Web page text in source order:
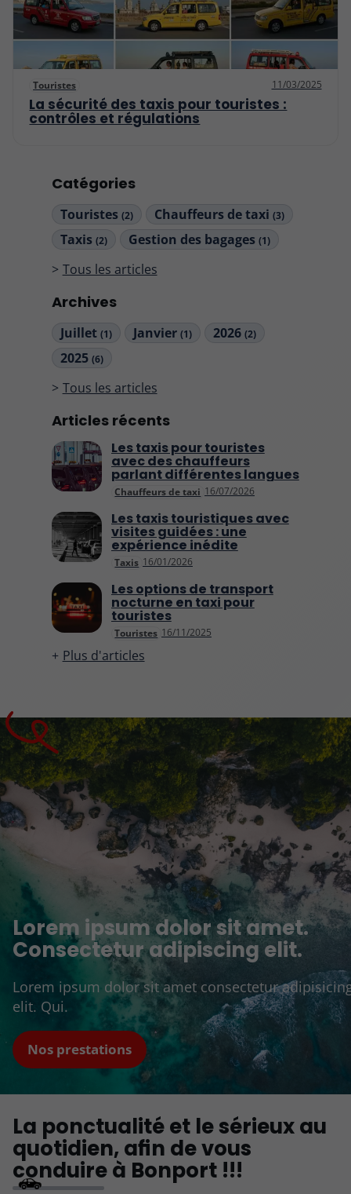
Catégories
Touristes (2) Chauffeurs de taxi(3)
Taxis (2) Gestion des bagages(1)
Tous les articles
Archives
Juillet (1) Janvier(1) 2026(2)
2025 (6)
Tous les articles
Articles récents
Chauffeurs de taxi 16/07/2026
Les taxis pour touristes
avec des chauffeurs
parlant différentes langues
Taxis 16/01/2026
Les taxis touristiques avec
visites guidées : une
expérience inédite
Touristes 16/11/2025
Les options de transport
nocturne en taxi pour
touristes
Plus d'articles
Touristes 11/03/2025
La sécurité des taxis pour touristes :
contrôles et régulations
Lorem ipsum dolor sit amet.
Consectetur adipiscing elit.
Lorem ipsum dolor sit amet consectetur
elit. Qui.
Nos prestations
La ponctualité et le sérieux au
quotidien, afin de vous
conduire à Bonport !!!